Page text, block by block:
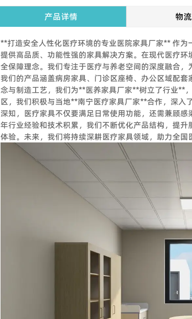
产品详情 物
**打造安全人性化医疗环境的专业医院家具厂家** 作
提供高品质、功能性强的家具解决方案。在现代医疗
全保障理念。我们专注于医疗与养老空间的深度融合
我们的产品涵盖病房家具、门诊区座椅、办公区域配
念与制造工艺，我们为**医养家具厂家**树立了行业**
区，我们积极与当地**南宁医疗家具厂家**合作，深入
深知，医疗家具不仅要满足日常使用功能，还需兼顾
年行业经验和技术积累，我们不断优化产品结构，提
体验。未来，我们将持续深耕医疗家具领域，助力全国
VOUPLUS组建了专业的工程团队，为工程客户和品牌店
项目、方案设计、配置、现场测量、验收报告、后续服务
行各业。我们还负责提供专业的服务，通过提供培训课程
择我们的原因。
VOUPLUS坚持把专业的人放在合适的岗位，工程团队为
作，致力于打造和谐的工作环境。
Q1. 我可以在下订单之前索取样品吗？
是的，我们欢迎样品订单来测试和检查质量。混合样品是
您需要的文件，以作为替代解决方案来消除您的顾虑。
Q2.我可以参观你们的工厂吗？
当然，我们的工厂位于中国广州，距离广州白云国际机场
带您参观我们的工厂外，我们还可以帮助您预订酒店、机
Q3.你们工厂的付款期限是怎样的？
标准产品，通常以 TT 30% 定金，装货前 70% 余款；信
Q4：交货时间怎么样？
标准产品需要5-7个工作日，定制产品时间需要20天；大
Q5：我是一个小批发商，你们接受小额订单吗？
当然可以。从您联系我们的那一刻起，您就成为我们宝贵
Q6：我可以把我的标志放在产品上吗？
是的。您可以将您的织物徽标发送给我们，然后我们可以
Q7. 你们的质量控制如何？
质量是我们的文化。我们拥有专业的质量检测中心，对原
拥有50名成员，在交货前对产品和包装进行测试。我们将